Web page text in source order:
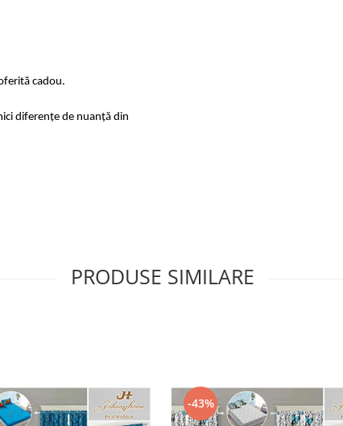
cadou.
diferențe de nuanță din
PRODUSE SIMILARE
-43%